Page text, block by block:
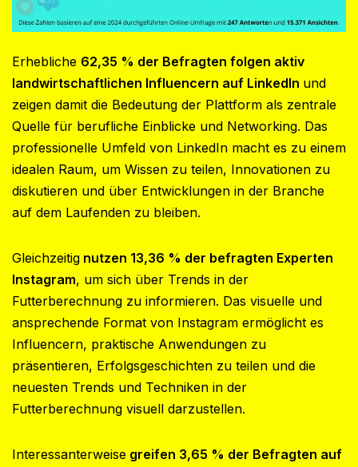
Erhebliche 62,35 % der Befragten folgen aktiv
landwirtschaftlichen Influencern auf LinkedIn und
zeigen damit die Bedeutung der Plattform als zentrale
Quelle für berufliche Einblicke und Networking. Das
professionelle Umfeld von LinkedIn macht es zu einem
idealen Raum, um Wissen zu teilen, Innovationen zu
diskutieren und über Entwicklungen in der Branche
auf dem Laufenden zu bleiben.
Gleichzeitig nutzen 13,36 % der befragten Experten
Instagram, um sich über Trends in der
Futterberechnung zu informieren. Das visuelle und
ansprechende Format von Instagram ermöglicht es
Influencern, praktische Anwendungen zu
präsentieren, Erfolgsgeschichten zu teilen und die
neuesten Trends und Techniken in der
Futterberechnung visuell darzustellen.
Interessanterweise greifen 3,65 % der Befragten auf